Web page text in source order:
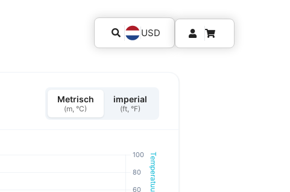
USD
Metrisch
(m, °C)
imperial
(ft, °F)